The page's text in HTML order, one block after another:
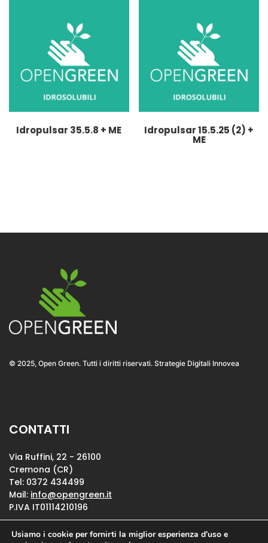
Idropulsar 35.5.8 + ME Idropulsar 15.5.25 (2) +
ME
© 2025, Open Green. Tutti i diritti riservati. Strategie Digitali Innovea
CONTATTI
Via Ruffini, 22 - 26100
Cremona (CR)
Tel: 0372 434499
Mail: info@opengreen.it
P.IVA IT01114210196
Usiamo i cookie per fornirti la miglior esperienza d'uso e